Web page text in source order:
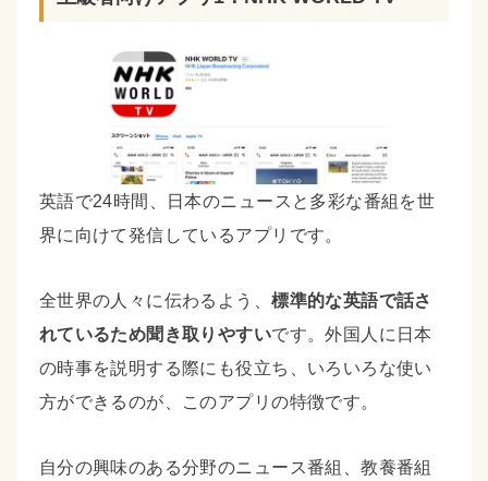
英語で24時間、日本のニュースと多彩な番組を世
界に向けて発信しているアプリです。
全世界の人々に伝わるよう、標準的な英語で話さ
れているため聞き取りやすいです。外国人に日本
の時事を説明する際にも役立ち、いろいろな使い
方ができるのが、このアプリの特徴です。
自分の興味のある分野のニュース番組、教養番組